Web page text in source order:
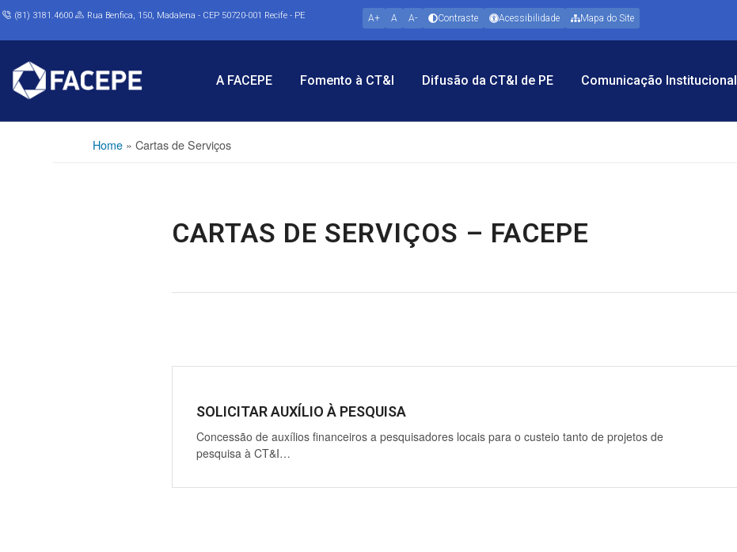
Home »Cartas de Serviços
(81) 3181.4600 Rua Benfica, 150, Madalena - CEP 50720-001 Recife - PE A+ A A- Contraste Acessibilidade Mapa do Site
A FACEPE Fomento à CT&I Difusão da CT&I de PE Comunicação Institucional
CARTAS DE SERVIÇOS – FACEPE
SOLICITAR AUXÍLIO À PESQUISA
Concessão de auxílios financeiros a pesquisadores locais para o custeio tanto de projetos de
pesquisa à CT&I…